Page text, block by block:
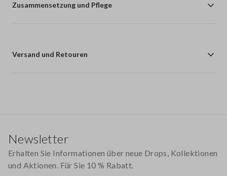
Zusammensetzung und Pflege
Versand und Retouren
Newsletter
Erhalten Sie Informationen über neue Drops, Kollektionen
und Aktionen. Für Sie 10 % Rabatt.